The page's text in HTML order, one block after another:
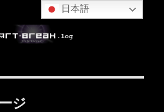
ジ
日本語